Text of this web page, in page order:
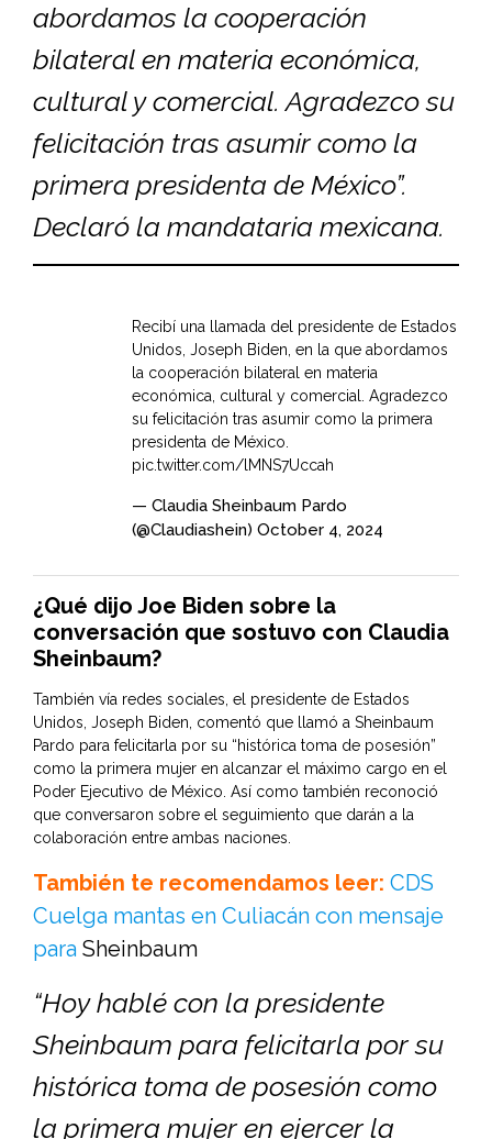
abordamos la cooperación
bilateral en materia económica,
cultural y comercial. Agradezco su
felicitación tras asumir como la
primera presidenta de México”.
Declaró la mandataria mexicana.
Recibí una llamada del presidente de Estados
Unidos, Joseph Biden, en la que abordamos
la cooperación bilateral en materia
económica, cultural y comercial. Agradezco
su felicitación tras asumir como la primera
presidenta de México.
pic.twitter.com/lMNS7Uccah
— Claudia Sheinbaum Pardo
(@Claudiashein) October 4, 2024
¿Qué dijo Joe Biden sobre la
conversación que sostuvo con Claudia
Sheinbaum?
También vía redes sociales, el presidente de Estados
Unidos, Joseph Biden, comentó que llamó a Sheinbaum
Pardo para felicitarla por su “histórica toma de posesión”
como la primera mujer en alcanzar el máximo cargo en el
Poder Ejecutivo de México. Así como también reconoció
que conversaron sobre el seguimiento que darán a la
colaboración entre ambas naciones.
También te recomendamos leer: CDS
Cuelga mantas en Culiacán con mensaje
para Sheinbaum
“Hoy hablé con la presidente
Sheinbaum para felicitarla por su
histórica toma de posesión como
la primera mujer en ejercer la